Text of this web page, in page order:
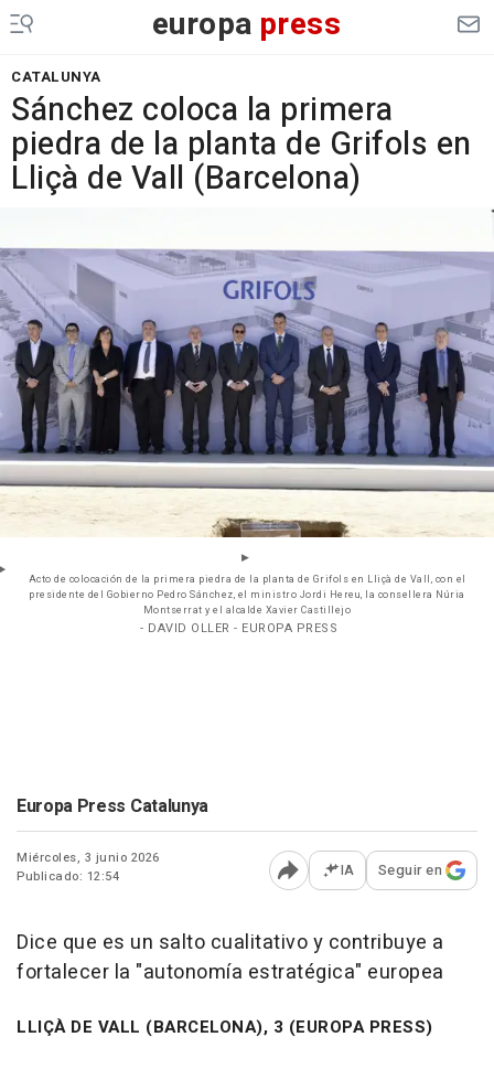
europa press
CATALUNYA
Sánchez coloca la primera
piedra de la planta de Grifols en
Lliçà de Vall (Barcelona)
Acto de colocación de la primera piedra de la planta de Grifols en Lliçà de Vall, con el
presidente del Gobierno Pedro Sánchez, el ministro Jordi Hereu, la consellera Núria
Montserrat y el alcalde Xavier Castillejo
- DAVID OLLER - EUROPA PRESS
Europa Press Catalunya
Miércoles, 3 junio 2026
Publicado: 12:54
Abrir opciones para
IA Seguir en
Dice que es un salto cualitativo y contribuye a
fortalecer la "autonomía estratégica" europea
LLIÇÀ DE VALL (BARCELONA), 3 (EUROPA PRESS)